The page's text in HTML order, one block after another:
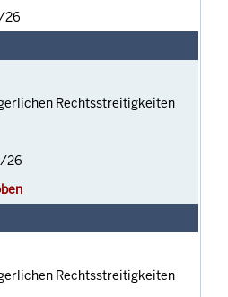
26
Rechtsstreitigkeiten
26
Rechtsstreitigkeiten